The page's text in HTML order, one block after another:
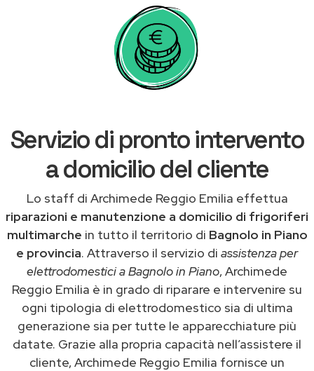
Servizio di pronto intervento
a domicilio del cliente
Lo staff di Archimede Reggio Emilia effettua
riparazioni e manutenzione a domicilio di frigoriferi
multimarche in tutto il territorio di Bagnolo in Piano
e provincia. Attraverso il servizio di assistenza per
elettrodomestici a Bagnolo in Piano, Archimede
Reggio Emilia è in grado di riparare e intervenire su
ogni tipologia di elettrodomestico sia di ultima
generazione sia per tutte le apparecchiature più
datate. Grazie alla propria capacità nell’assistere il
cliente, Archimede Reggio Emilia fornisce un